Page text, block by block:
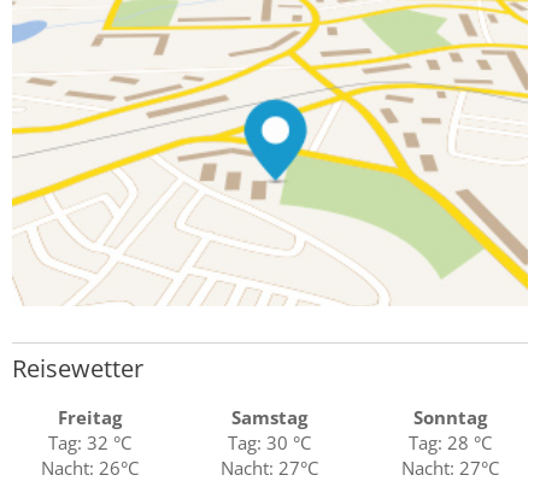
Reisewetter
Freitag
Tag: 32 °C
Nacht: 26°C
Samstag
Tag: 30 °C
Nacht: 27°C
Sonntag
Tag: 28 °C
Nacht: 27°C